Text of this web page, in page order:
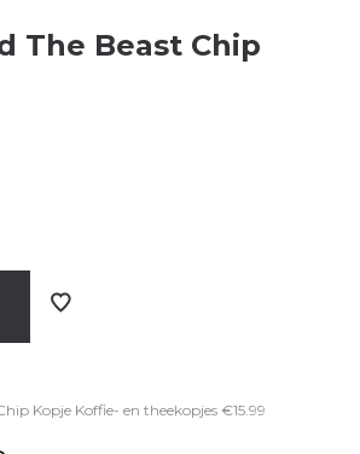
The Beast Chip
Kopje Koffie- en theekopjes €15.99